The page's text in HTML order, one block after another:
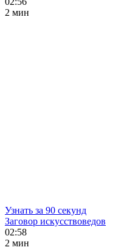
2 мин
Узнать за 90 секунд
Заговор искусствоведов
02:58
2 мин